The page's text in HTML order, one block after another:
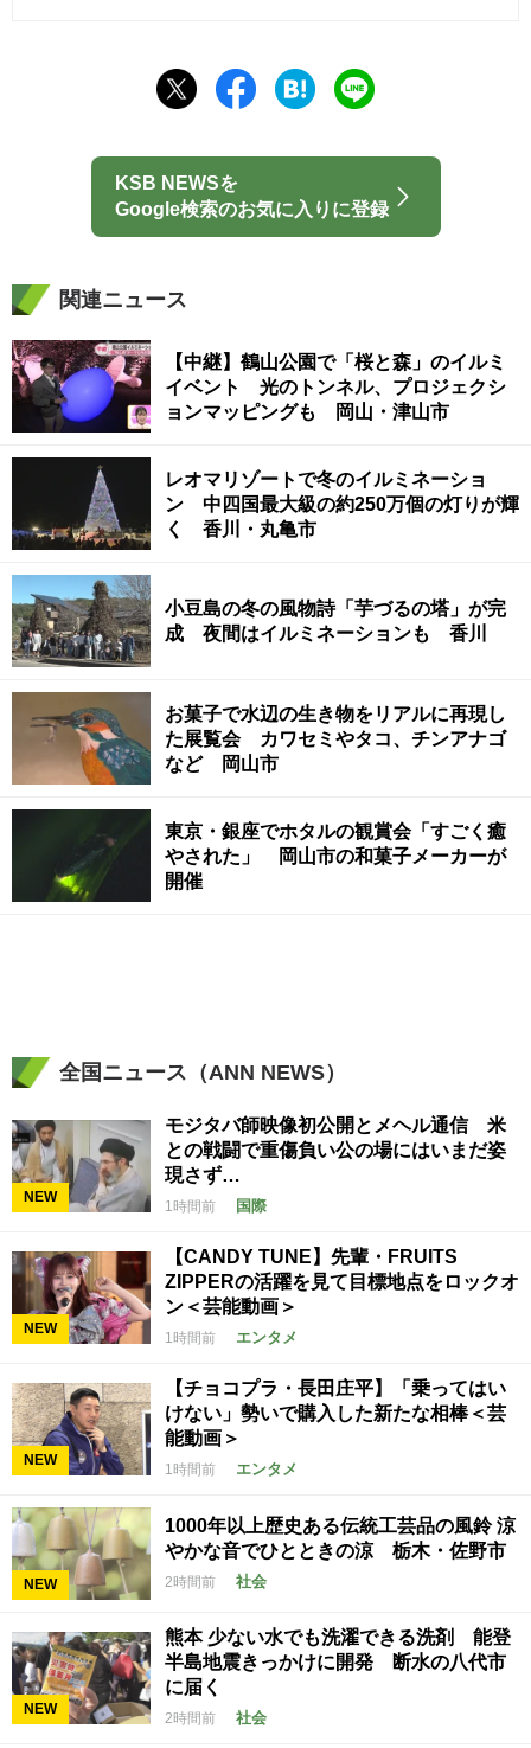
KSB NEWSを
Google検索のお気に入りに登録
関連ニュース
【中継】鶴山公園で「桜と森」のイルミ
イベント 光のトンネル、プロジェクシ
ョンマッピングも 岡山・津山市
レオマリゾートで冬のイルミネーショ
ン 中四国最大級の約250万個の灯りが輝
く 香川・丸亀市
小豆島の冬の風物詩「芋づるの塔」が完
成 夜間はイルミネーションも 香川
お菓子で水辺の生き物をリアルに再現し
た展覧会 カワセミやタコ、チンアナゴ
など 岡山市
東京・銀座でホタルの観賞会「すごく癒
やされた」 岡山市の和菓子メーカーが
開催
全国ニュース（ANN NEWS）
NEW
モジタバ師映像初公開とメヘル通信 米
との戦闘で重傷負い公の場にはいまだ姿
現さず…
1時間前 国際
NEW
【CANDY TUNE】先輩・FRUITS
ZIPPERの活躍を見て目標地点をロックオ
ン＜芸能動画＞
1時間前 エンタメ
NEW
【チョコプラ・長田庄平】「乗ってはい
けない」勢いで購入した新たな相棒＜芸
能動画＞
1時間前 エンタメ
NEW
1000年以上歴史ある伝統工芸品の風鈴 涼
やかな音でひとときの涼 栃木・佐野市
2時間前 社会
NEW
熊本 少ない水でも洗濯できる洗剤 能登
半島地震きっかけに開発 断水の八代市
に届く
2時間前 社会